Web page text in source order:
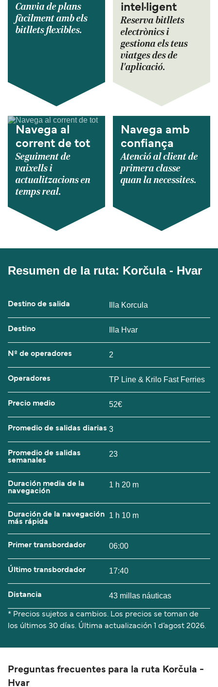
Canvia de plans
fàcilment amb els
bitllets flexibles.
intel·ligent
Reserva bitllets
electrònics i
gestiona els teus
viatges des de
l'aplicació.
Navega al
corrent de tot
Seguiment de
vaixells i
actualitzacions en
temps real.
Navega amb
confiança
Atenció al client de
primera classe
quan la necessites.
Resumen de la ruta: Korčula - Hvar
Destino de salida Illa Korcula
Destino Illa Hvar
Nº de operadores 2
Operadores TP Line & Krilo Fast Ferries
Precio medio 52€
Promedio de salidas diarias 3
Promedio de salidas
semanales
23
Duración media de la
navegación
1 h 20 m
Duración de la navegación
más rápida
1 h 10 m
Primer transbordador 06:00
Último transbordador 17:40
Distancia 43 millas náuticas
* Precios sujetos a cambios. Los precios se toman de
los últimos 30 días. Última actualización 1 d’agost 2026.
Preguntas frecuentes para la ruta Korčula -
Hvar